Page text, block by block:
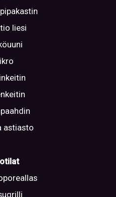
liesi
astiasto